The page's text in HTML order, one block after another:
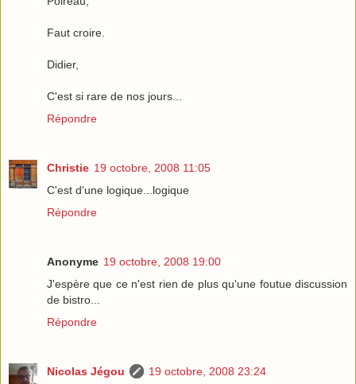
Faut croire.
Didier,
C'est si rare de nos jours...
Répondre
Christie 19 octobre, 2008 11:05
C'est d'une logique...logique
Répondre
Anonyme 19 octobre, 2008 19:00
J'espère que ce n'est rien de plus qu'une foutue discussion
de bistro...
Répondre
Nicolas Jégou
19 octobre, 2008 23:24